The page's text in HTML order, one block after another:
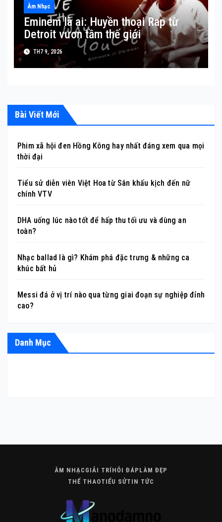
Âm Nhạc
Eminem là ai: Huyền thoại Rap từ
Detroit vươn tầm thế giới
TH7 9, 2026
Bài Viết Mới
Phim xã hội đen Hồng Kông hay nhất đáng xem qua mọi
thời đại
Tiểu sử diễn viên Việt Hoa từ Sân khấu kịch đến nữ
chính VTV
DHA uống lúc nào tốt để hấp thu tối ưu và dùng an
toàn?
Nhạc ballad là gì? Khám phá đặc trưng & những ca
khúc bất hủ
Messi đá ở vị trí nào qua từng giai đoạn sự nghiệp đỉnh
cao?
Danh Mục
ÂM NHẠC GIẢI TRÍ HỎI ĐÁP LÀM ĐẸP
THỂ THAOTIỂU SỬTIN TỨC